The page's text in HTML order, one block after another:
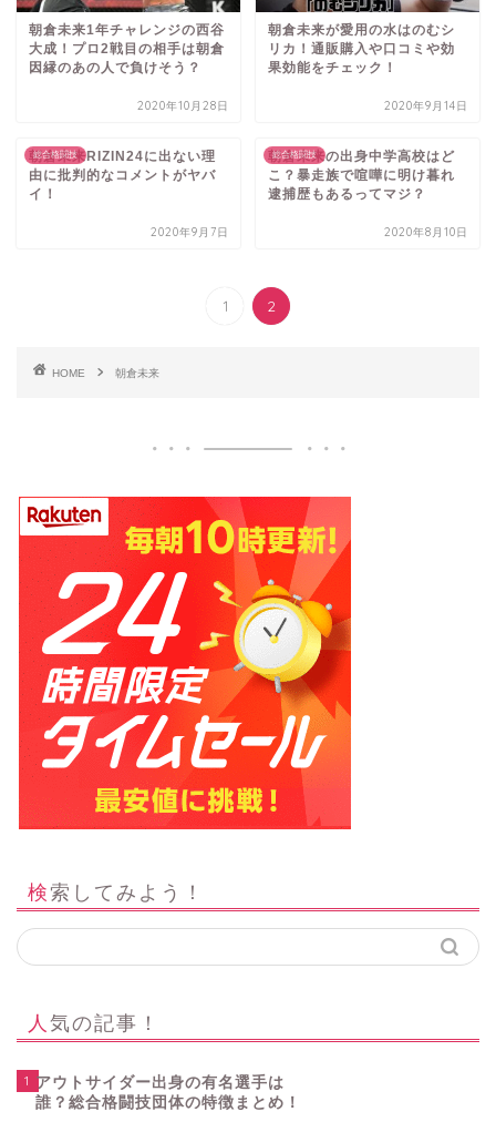
朝倉未来1年チャレンジの西谷
大成！プロ2戦目の相手は朝倉
因縁のあの人で負けそう？
2020年10月28日
朝倉未来が愛用の水はのむシ
リカ！通販購入や口コミや効
果効能をチェック！
2020年9月14日
総合格闘技
朝倉未来RIZIN24に出ない理
由に批判的なコメントがヤバ
イ！
2020年9月7日
総合格闘技
朝倉未来の出身中学高校はど
こ？暴走族で喧嘩に明け暮れ
逮捕歴もあるってマジ？
2020年8月10日
1 2
HOME 朝倉未来
検索してみよう！
人気の記事！
1 アウトサイダー出身の有名選手は
誰？総合格闘技団体の特徴まとめ！